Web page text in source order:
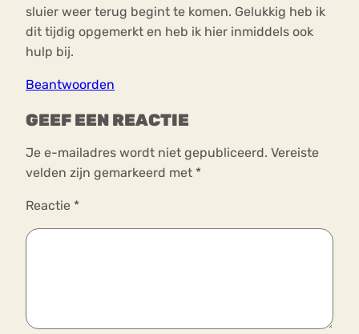
sluier weer terug begint te komen. Gelukkig heb ik
dit tijdig opgemerkt en heb ik hier inmiddels ook
hulp bij.
Beantwoorden
GEEF EEN REACTIE
Je e-mailadres wordt niet gepubliceerd. Vereiste
velden zijn gemarkeerd met *
Reactie *